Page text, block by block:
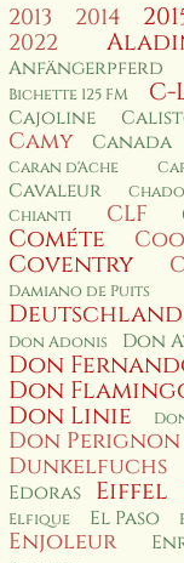
2013 2014
2022
Anfängerpferd
Bichette 125 FM
Cajoline
Camy Canada
Caran d'Ache
Cavaleur
Chianti CLF
Cométe
Coventry
Damiano de Puits
Deutschland
Don Adonis Don
Don
Don
Don Linie
Don Perignon
Dunkelfuchs
Edoras
Eiffel
Elfique El Paso
Enjoleur